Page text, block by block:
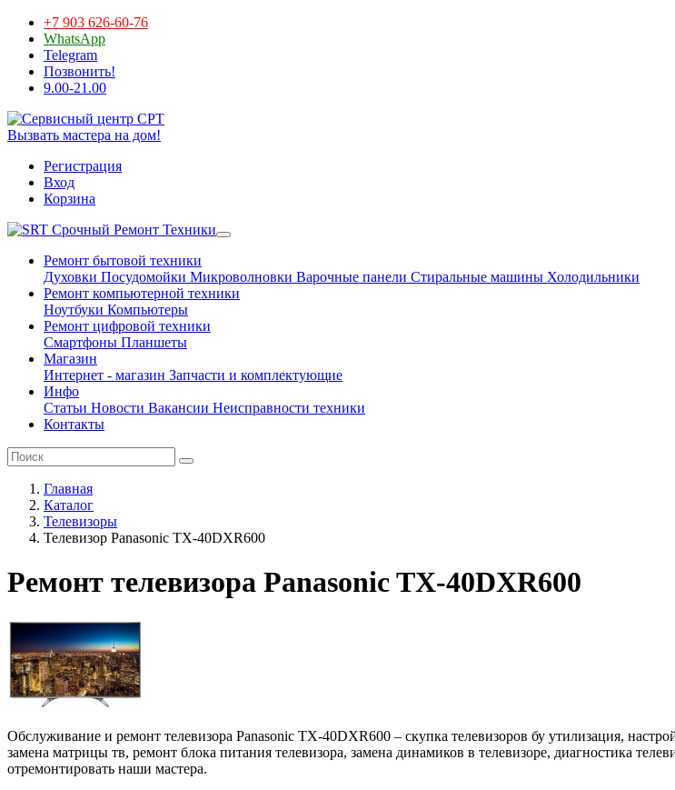
+7 903 626-60-76
WhatsApp
Telegram
Позвонить!
9.00-21.00
Вызвать мастера на дом!
Регистрация
Вход
Корзина
Срочный Ремонт Техники
Ремонт бытовой техники
Духовки Посудомойки Микроволновки Варочные панели Стиральные машины Холодильники
Ремонт компьютерной техники
Ноутбуки Компьютеры
Ремонт цифровой техники
Смартфоны Планшеты
Магазин
Интернет - магазин Запчасти и комплектующие
Инфо
Статьи Новости Вакансии Неисправности техники
Контакты
Главная
Каталог
Телевизоры
Телевизор Panasonic TX-40DXR600
Ремонт телевизора Panasonic TX-40DXR600
Обслуживание и ремонт телевизора Panasonic TX-40DXR600 – скупка телевизоров бу утилизация,
замена матрицы тв, ремонт блока питания телевизора, замена динамиков в телевизоре, диагностика
отремонтировать наши мастера.